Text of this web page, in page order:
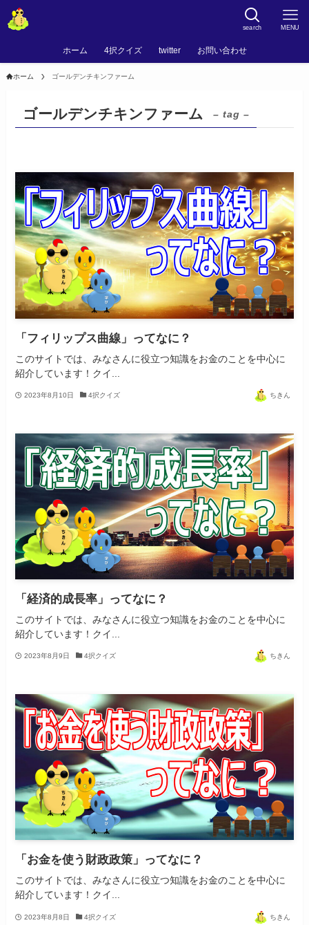
search MENU
ホーム 4択クイズ twitter お問い合わせ
ホーム ゴールデンチキンファーム
ゴールデンチキンファーム – tag –
「フィリップス曲線」ってなに？
このサイトでは、みなさんに役立つ知識をお金のことを中心に
紹介しています！クイ...
2023年8月10日 4択クイズ ちきん
「経済的成長率」ってなに？
このサイトでは、みなさんに役立つ知識をお金のことを中心に
紹介しています！クイ...
2023年8月9日 4択クイズ ちきん
「お金を使う財政政策」ってなに？
このサイトでは、みなさんに役立つ知識をお金のことを中心に
紹介しています！クイ...
2023年8月8日 4択クイズ ちきん